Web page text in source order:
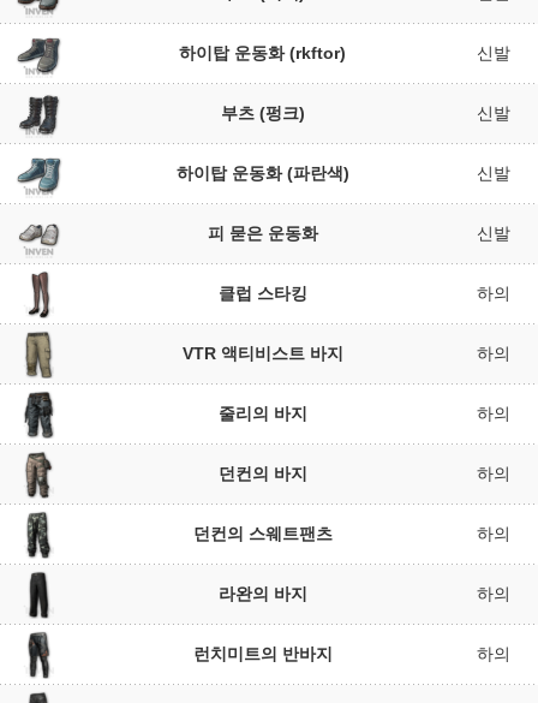
하이탑 운동화 (rkftor) 신발
부츠 (펑크) 신발
하이탑 운동화 (파란색) 신발
피 묻은 운동화 신발
클럽 스타킹 하의
VTR 액티비스트 바지 하의
줄리의 바지 하의
던컨의 바지 하의
던컨의 스웨트팬츠 하의
라완의 바지 하의
런치미트의 반바지 하의